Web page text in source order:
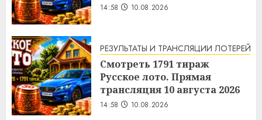
14:58 10.08.2026
РЕЗУЛЬТАТЫ И ТРАНСЛЯЦИИ ЛОТЕРЕЙ
Смотреть 1791 тираж
Русское лото. Прямая
трансляция 10 августа 2026
14:58 10.08.2026